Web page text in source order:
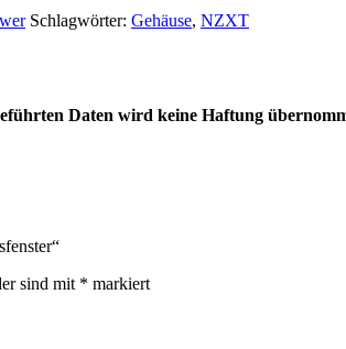
Schlagwörter: Gehäuse, NZXT
Daten wird keine Haftung
sind mit * markiert